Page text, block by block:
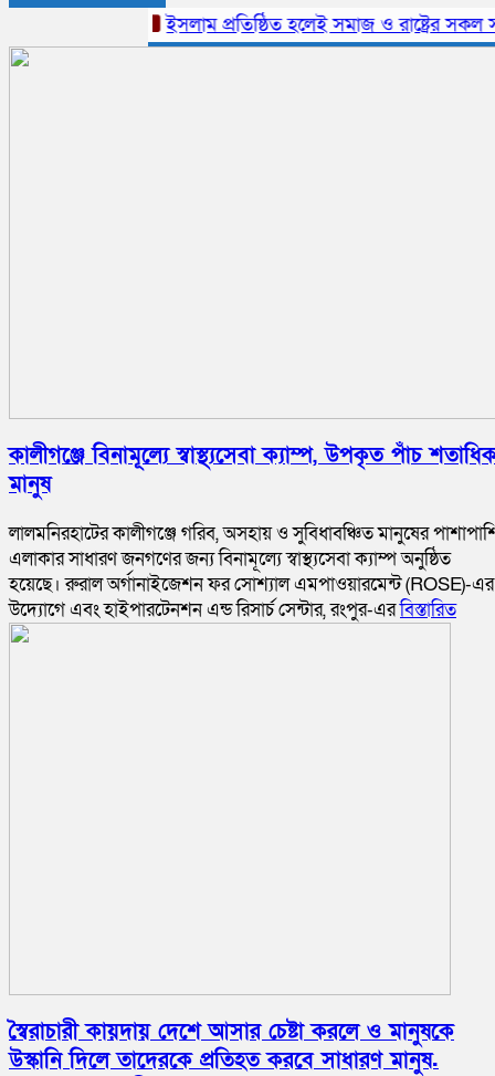
ইসলাম প্রতিষ্ঠিত হলেই সমাজ ও রাষ্ট্রের সকল
কালীগঞ্জে বিনামূল্যে স্বাস্থ্যসেবা ক্যাম্প, উপকৃত পাঁচ
মানুষ
লালমনিরহাটের কালীগঞ্জে গরিব, অসহায় ও সুবিধাবঞ্চিত মানুষের
এলাকার সাধারণ জনগণের জন্য বিনামূল্যে স্বাস্থ্যসেবা ক্যাম্প অনুষ্ঠিত
হয়েছে। রুরাল অর্গানাইজেশন ফর সোশ্যাল এমপাওয়ারমেন্ট (ROSE)-এর
উদ্যোগে এবং হাইপারটেনশন এন্ড রিসার্চ সেন্টার, রংপুর-এরবিস্তারিত
স্বৈরাচারী কায়দায় দেশে আসার চেষ্টা করলে ও মানুষকে
উস্কানি দিলে তাদেরকে প্রতিহত করবে সাধারণ মানুষ.